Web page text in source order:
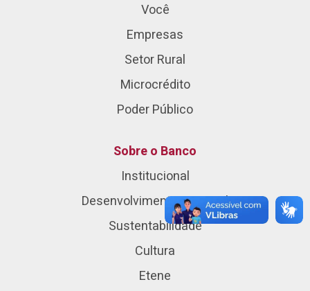
Você
Empresas
Setor Rural
Microcrédito
Poder Público
Sobre o Banco
Institucional
Desenvolvimento Regional
Sustentabilidade
Cultura
Etene